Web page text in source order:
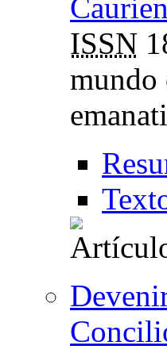
ISSN
mundo